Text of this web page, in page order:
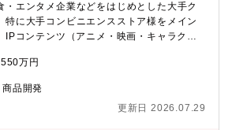
取られるまでをリアルにイメージしながら
点が特徴です。【この仕事の魅力】■全国規
、自身が関わった商品や企画が並び、多く
スケール感の大きさが魅力です。■権利元や
いくため、一人で抱え込むのではなく、周
を進められる環境です。■店頭での展開状況
・エンタメ企業などをはじめとした大手ク
特に大手コンビニエンスストア様をメイン
IPコンテンツ（アニメ・映画・キャラクタ
。若手から裁量を持って挑戦・活躍できる
デアをカタチにするための段取りや進行管
えていただきます。【業務内容】経験や適
わせて、少しずつ以下の業務をお任せして
万円
品開発
更新日 2026.07.29